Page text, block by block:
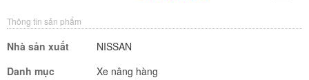
Thông tin sản phẩm
Nhà sản xuất
NISSAN
Danh mục
Xe nâng hàng